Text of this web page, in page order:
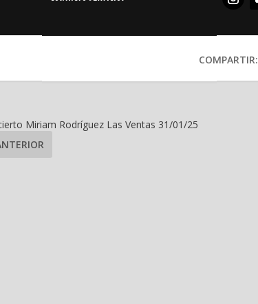
COMPARTIR:
Miriam Rodríguez Las Ventas 31/01/25